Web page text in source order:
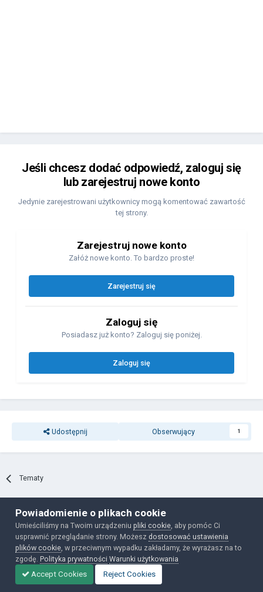
Jeśli chcesz dodać odpowiedź, zaloguj się
lub zarejestruj nowe konto
Jedynie zarejestrowani użytkownicy mogą komentować zawartość
tej strony.
Zarejestruj nowe konto
Załóż nowe konto. To bardzo proste!
Zarejestruj się
Zaloguj się
Posiadasz już konto? Zaloguj się poniżej.
Zaloguj się
Udostępnij Obserwujący 1
Tematy
Polityka prywatności Ciasteczka
Powered by Invision Community
Powiadomienie o plikach cookie
Umieściliśmy na Twoim urządzeniupliki cookie , aby pomóc Ci
usprawnić przeglądanie strony. Możesz dostosować ustawienia
plików cookie , w przeciwnym wypadku zakładamy, że wyrażasz na to
zgodę.Polityka prywatności Warunki użytkowania
Accept Cookies
Reject Cookies